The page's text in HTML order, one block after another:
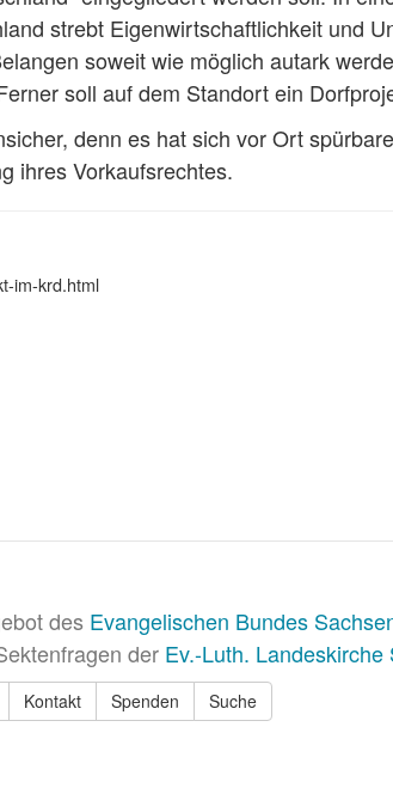
strebt Eigenwirtschaftlichkeit und
soweit wie möglich autark
soll auf dem Standort ein
denn es hat sich vor Ort
ihres Vorkaufsrechtes.
im-krd.html
des Evangelischen Bundes
der Ev.-Luth. Landeskirche
Kontakt Spenden Suche